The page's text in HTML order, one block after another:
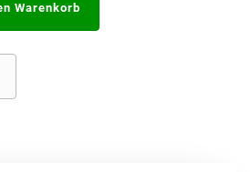
Warenkorb